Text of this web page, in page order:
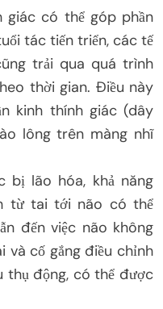
giác có thể góp phần
tác tiến triển, các tế
trải qua quá trình
thời gian. Điều này
kinh thính giác (dây
lông trên màng nhĩ
bị lão hóa, khả năng
từ tai tới não có thể
đến việc não không
cố gắng điều chỉnh
thụ động, có thể được